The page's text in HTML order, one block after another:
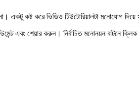
একটু কষ্ট করে ভিডিও টিউটোরিয়ালটা মনোযোগ দিয়ে
এবং শেয়ার করুন। নির্বাচিত মনোনয়ন বাটনে